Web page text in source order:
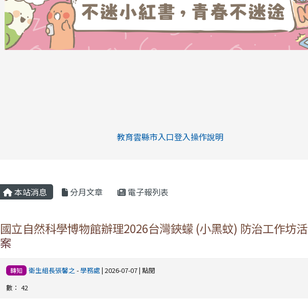
link to https://eliteracy.edu.tw/
link to https://eliteracy.edu.tw/Shorts/
教育雲縣市入口登入操作說明
link to https://eliteracy.edu.tw/
本站消息 分月文章 電子報列表
國立自然科學博物館辦理2026台灣鋏蠓 (小黑蚊) 防治工作坊
案
轉知 衛生組長張馨之 -學務處 | 2026-07-07 | 點閱
數： 42